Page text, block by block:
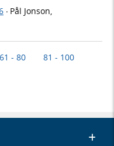
· Pål Jonson,
61 - 80 81 - 100